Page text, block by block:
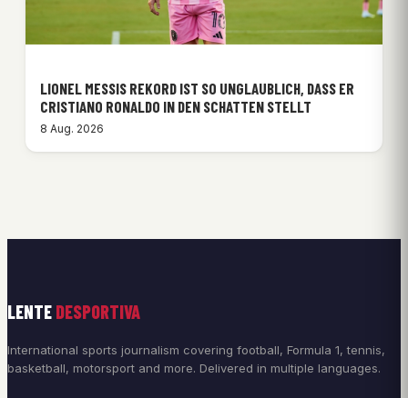
LIONEL MESSIS REKORD IST SO UNGLAUBLICH, DASS ER
CRISTIANO RONALDO IN DEN SCHATTEN STELLT
8 Aug. 2026
LENTE DESPORTIVA
International sports journalism covering football, Formula 1, tennis,
basketball, motorsport and more. Delivered in multiple languages.